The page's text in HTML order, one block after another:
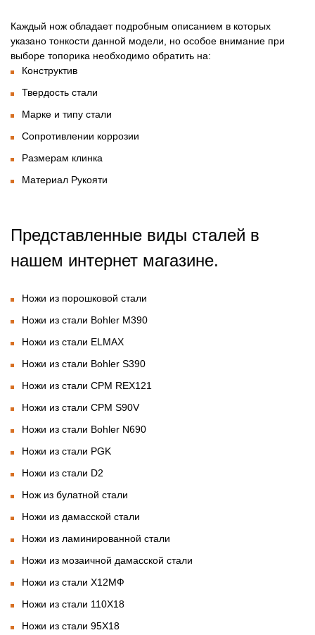
Каждый нож обладает подробным описанием в которых
указано тонкости данной модели, но особое внимание при
выборе топорика необходимо обратить на:
Конструктив
Твердость стали
Марке и типу стали
Сопротивлении коррозии
Размерам клинка
Материал Рукояти
Представленные виды сталей в
нашем интернет магазине.
Ножи из порошковой стали
Ножи из стали Bohler M390
Ножи из стали ELMAX
Ножи из стали Bohler S390
Ножи из стали CPM REX121
Ножи из стали CPM S90V
Ножи из стали Bohler N690
Ножи из стали PGK
Ножи из стали D2
Нож из булатной стали
Ножи из дамасской стали
Ножи из ламинированной стали
Ножи из мозаичной дамасской стали
Ножи из стали Х12МФ
Ножи из стали 110Х18
Ножи из стали 95Х18